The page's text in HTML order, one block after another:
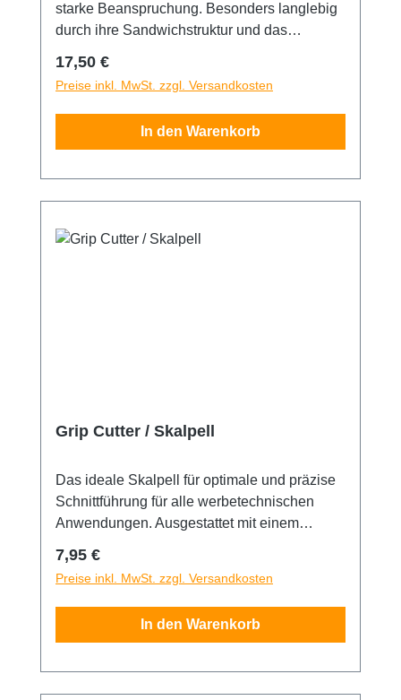
starke Beanspruchung. Besonders langlebig
durch ihre Sandwichstruktur und das
Die Matte ist fünfach beschichtet und mit
10/50mm Skalenaufdruck auf der
Schneidefläche versehen. Eine Seite grün,
andere schwarz. 30x45 cm
Regulärer Preis:
17,50 €
Preise inkl. MwSt. zzgl. Versandkosten
In den Warenkorb
Grip Cutter / Skalpell
Das ideale Skalpell für optimale und präzise
Schnittführung für alle werbetechnischen
Anwendungen. Ausgestattet mit einem
mit einem Gummigriffstück für angenehmes,
ermüdungsfreies Arbeiten. Für 30° Grad
Klingen geeignet.
Regulärer Preis:
7,95 €
Preise inkl. MwSt. zzgl. Versandkosten
In den Warenkorb